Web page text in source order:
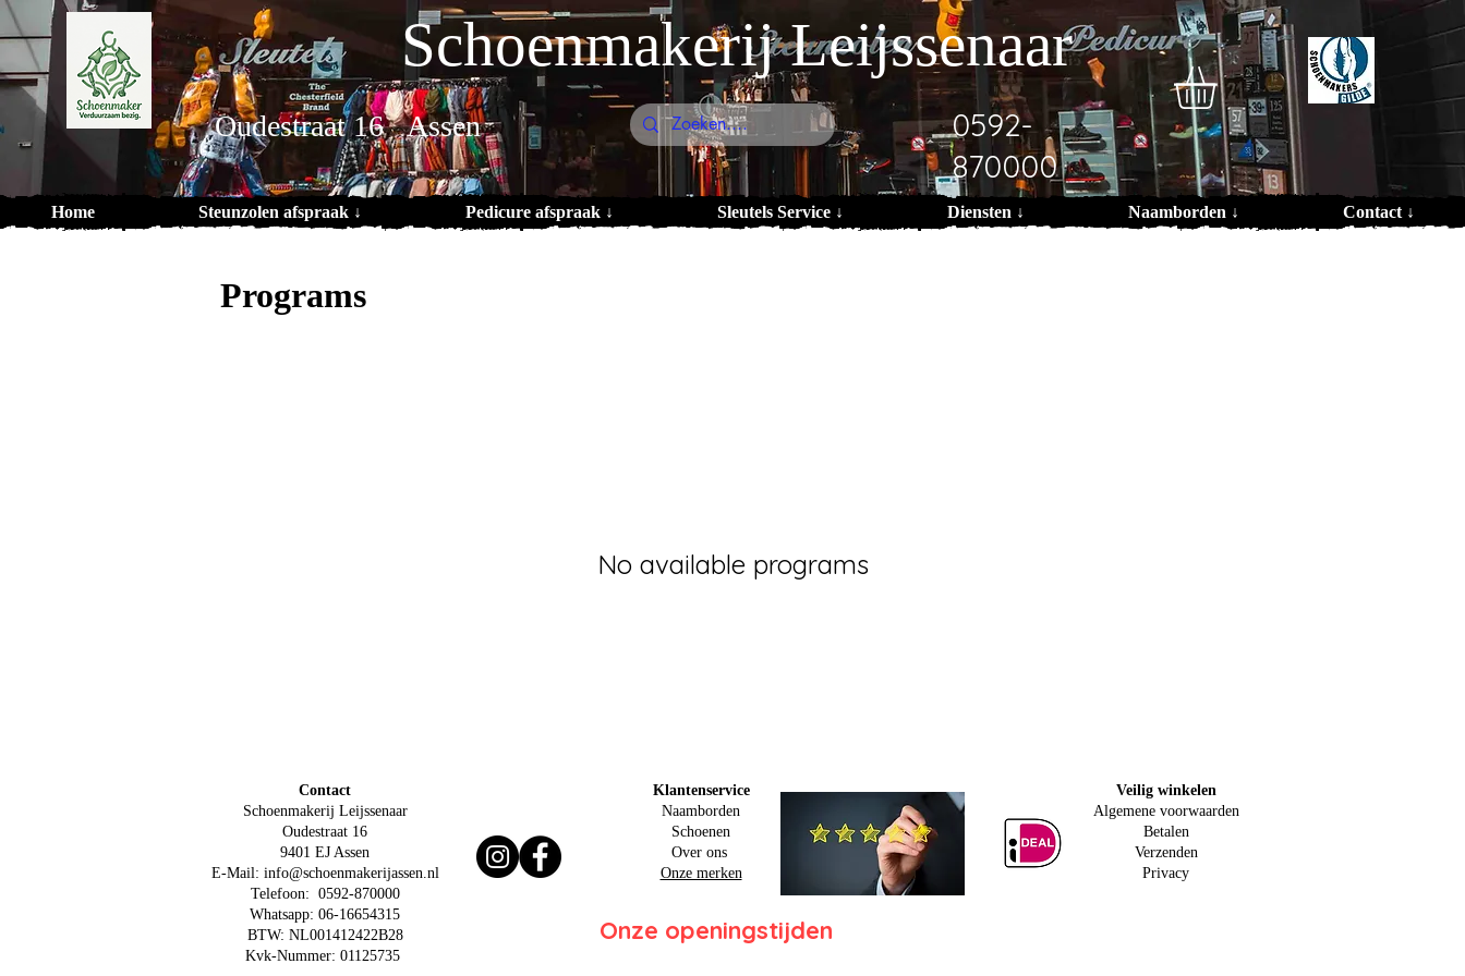
Schoenmakerij Leijssenaar
Oudestraat 16 Assen
0592-
870000
Home Steunzolen afspraak ↓ Pedicure afspraak ↓ Sleutels Service ↓ Diensten ↓ Naamborden ↓ Contact ↓
Programs
No available programs
Contact
Schoenmakerij Leijssenaar
Oudestraat 16
9401 EJ Assen
E-Mail: info@schoenmakerijassen.nl
Telefoon: 0592-870000
Whatsapp: 06-16654315
BTW: NL001412422B28
Kvk-Nummer: 01125735
Klantenservice
Naamborden
Schoenen
Over ons
Onze merken
Onze openingstijden
Veilig winkelen
Algemene voorwaarden
Betalen
Verzenden
Privacy